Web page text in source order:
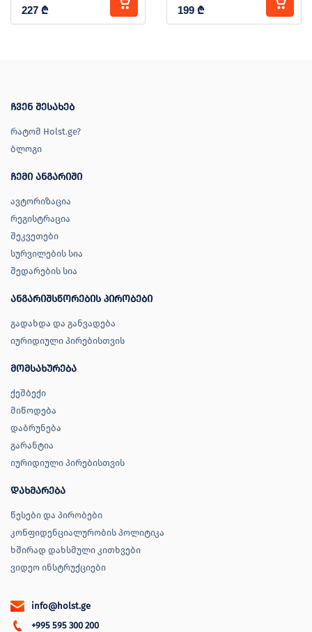
227 ₾ 199 ₾
ჩვენ შესახებ
რატომ Holst.ge?
ბლოგი
ჩემი ანგარიში
ავტორიზაცია
რეგისტრაცია
შეკვეთები
სურვილების სია
შედარების სია
ანგარიშსწორების პირობები
გადახდა და განვადება
იურიდიული პირებისთვის
მომსახურება
ქეშბექი
მიწოდება
დაბრუნება
გარანტია
იურიდიული პირებისთვის
დახმარება
წესები და პირობები
კონფიდენციალურობის პოლიტიკა
ხშირად დახსმული კითხვები
ვიდეო ინსტრუქციები
info@holst.ge
+995 595 300 200